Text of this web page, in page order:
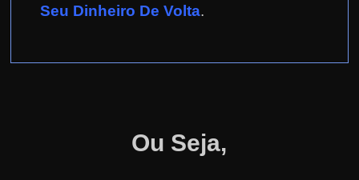
Seu Dinheiro De Volta.
Ou Seja,